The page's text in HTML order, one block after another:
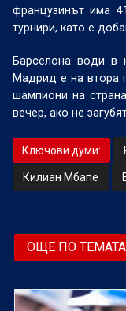
французинът има
турнири, като е
Барселона води в
Мадрид е на втора
шампиони на
вечер, ако не
Ключови думи:
Килиан Мбапе
ОЩЕ ПО ТЕМАТА